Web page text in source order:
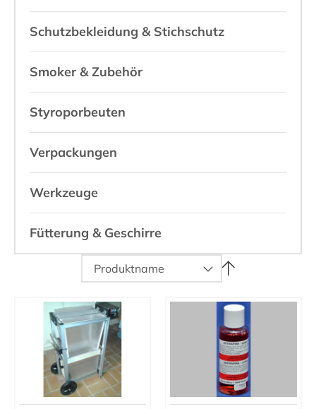
Schutzbekleidung & Stichschutz
Smoker & Zubehör
Styroporbeuten
Verpackungen
Werkzeuge
Fütterung & Geschirre